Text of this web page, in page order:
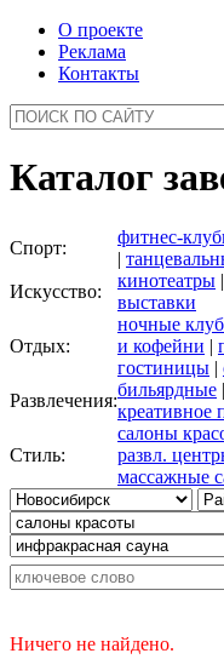
О проекте
Реклама
Контакты
Каталог
Спорт:
фитнес-
|
Искусство:
кинотеатры |
выставки
Отдых:
ночные
и кофейни |
гостиницы |
Развлечения:
бильярдные |
креативное
Стиль:
салоны
развл.
массажные
Ничего не найдено.